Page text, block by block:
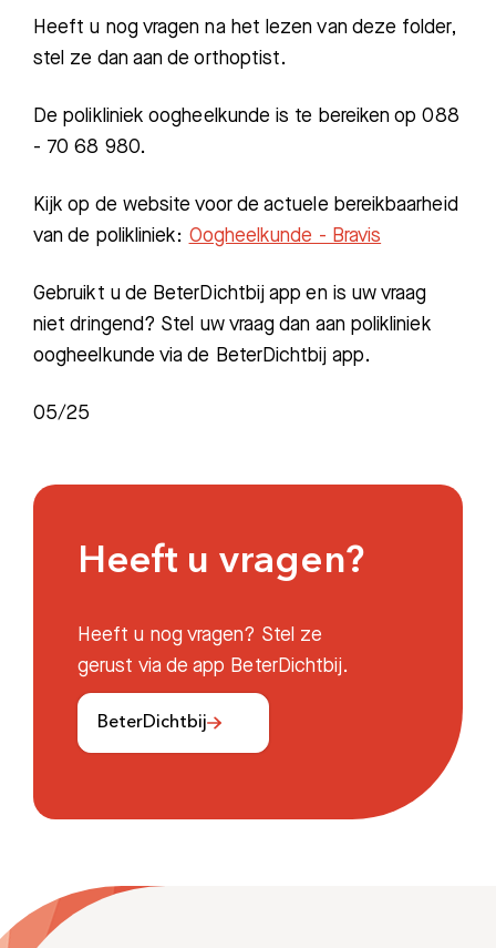
Heeft u nog vragen na het lezen van deze folder,
stel ze dan aan de orthoptist.
De polikliniek oogheelkunde is te bereiken op 088
- 70 68 980.
Kijk op de website voor de actuele bereikbaarheid
van de polikliniek: Oogheelkunde - Bravis
Gebruikt u de BeterDichtbij app en is uw vraag
niet dringend? Stel uw vraag dan aan polikliniek
oogheelkunde via de BeterDichtbij app.
05/25
Heeft u vragen?
Heeft u nog vragen? Stel ze
gerust via de app BeterDichtbij.
BeterDichtbij